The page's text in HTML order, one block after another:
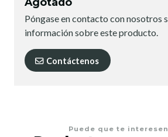
Póngase en contacto con nosotros
información sobre este producto.
Contáctenos
Puede que te